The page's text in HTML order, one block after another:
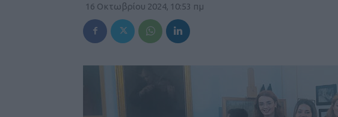
16 Οκτωβρίου 2024, 10:53 πμ